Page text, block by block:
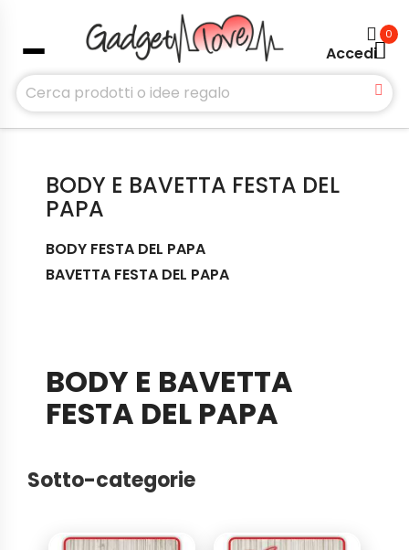
Accedi
0
BODY E BAVETTA FESTA DEL
PAPA
BODY FESTA DEL PAPA
BAVETTA FESTA DEL PAPA
BODY E BAVETTA
FESTA DEL PAPA
Sotto-categorie